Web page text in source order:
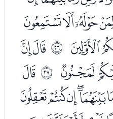
ﰙ ﮊﮋ
ﰚ ﮒ